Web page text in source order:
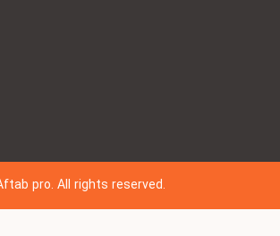
Aftab pro. All rights reserved.